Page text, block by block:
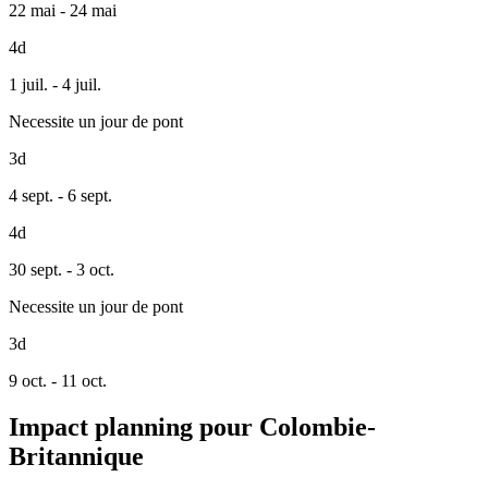
22 mai - 24 mai
4d
1 juil. - 4 juil.
Necessite un jour de pont
3d
4 sept. - 6 sept.
4d
30 sept. - 3 oct.
Necessite un jour de pont
3d
9 oct. - 11 oct.
Impact planning pour Colombie-
Britannique